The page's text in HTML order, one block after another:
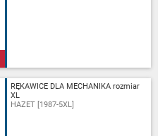
RĘKAWICE DLA MECHANIKA rozmiar
XL
HAZET [1987-5XL]